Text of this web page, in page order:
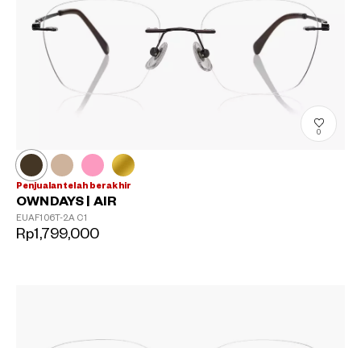
0
Penjualan telah berakhir
OWNDAYS | AIR
EUAF106T-2A C1
Rp1,799,000